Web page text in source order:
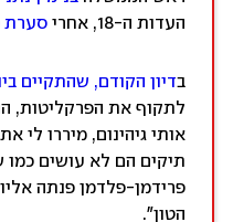
העדות ה-18, אחרי
סערת
בדיון הקודם, שהתקיים
לתקוף את הפרקליטות,
אותי גיהינום, מיררו לי
תיקים הם לא עושים
פרידמן-פלדמן פנתה
הטון".